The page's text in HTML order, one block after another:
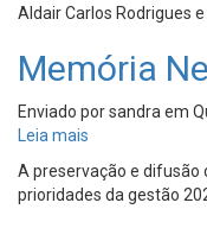
à
Por
um
arquivo
e
plural!
Aldair Carlos Rodrigues
Memória
Enviado porsandra em
Leia mais
Negra
A preservação e difusão
prioridades da gestão